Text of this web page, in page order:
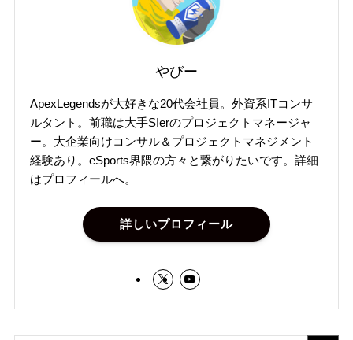
やびー
ApexLegendsが大好きな20代会社員。外資系ITコンサ
ルタント。前職は大手SIerのプロジェクトマネージャ
ー。大企業向けコンサル＆プロジェクトマネジメント
経験あり。eSports界隈の方々と繋がりたいです。詳細
はプロフィールへ。
詳しいプロフィール